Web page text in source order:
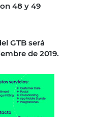
48 y 49
GTB será
de 2019.